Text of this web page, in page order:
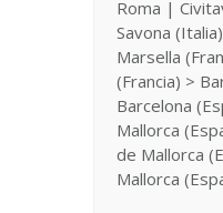
Roma |
Savona
Marsella
(Francia) >
Barcelona
Mallorca
de Mallorca
Mallorca